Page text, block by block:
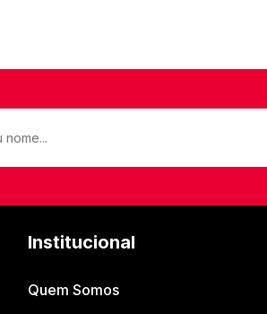
Institucional
Quem Somos